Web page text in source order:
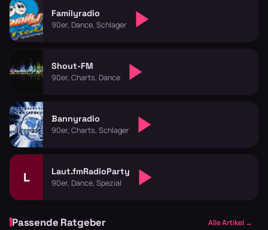
Familyradio
90er, Dance, Schlager
Shout-FM
90er, Charts, Dance
Bannyradio
90er, Charts, Schlager
L Laut.fmRadioParty
90er, Dance, Spezial
Passende Ratgeber Alle Artikel →